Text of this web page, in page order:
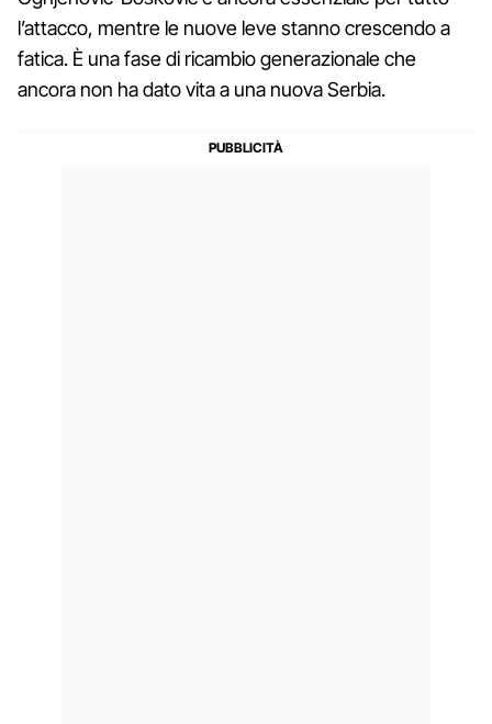
l’attacco, mentre le nuove leve stanno crescendo a
fatica. È una fase di ricambio generazionale che
ancora non ha dato vita a una nuova Serbia.